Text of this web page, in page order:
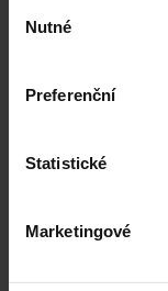
souhlasu
Nutné
Preferenční
Statistické
Marketingové